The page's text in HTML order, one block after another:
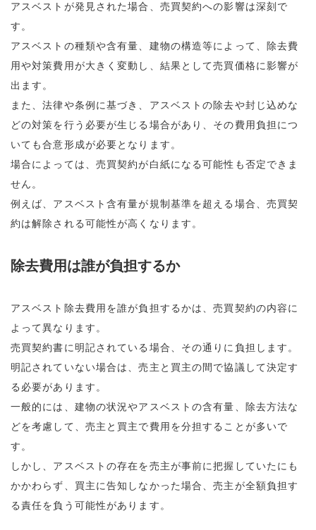
アスベストが発見された場合、売買契約への影響は深刻で
す。
アスベストの種類や含有量、建物の構造等によって、除去費
用や対策費用が大きく変動し、結果として売買価格に影響が
出ます。
また、法律や条例に基づき、アスベストの除去や封じ込めな
どの対策を行う必要が生じる場合があり、その費用負担につ
いても合意形成が必要となります。
場合によっては、売買契約が白紙になる可能性も否定できま
せん。
例えば、アスベスト含有量が規制基準を超える場合、売買契
約は解除される可能性が高くなります。
除去費用は誰が負担するか
アスベスト除去費用を誰が負担するかは、売買契約の内容に
よって異なります。
売買契約書に明記されている場合、その通りに負担します。
明記されていない場合は、売主と買主の間で協議して決定す
る必要があります。
一般的には、建物の状況やアスベストの含有量、除去方法な
どを考慮して、売主と買主で費用を分担することが多いで
す。
しかし、アスベストの存在を売主が事前に把握していたにも
かかわらず、買主に告知しなかった場合、売主が全額負担す
る責任を負う可能性があります。